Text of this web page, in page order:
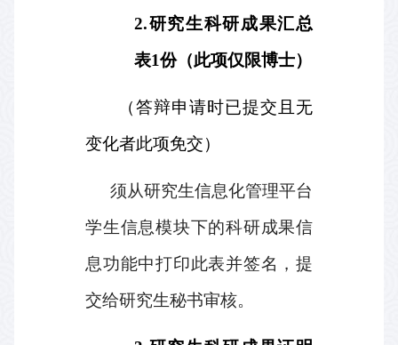
2.研究生科研成果汇总
表1份（此项仅限博士）
（答辩申请时已提交且无
变化者此项免交）
须从研究生信息化管理平台
学生信息模块下的科研成果信
息功能中打印此表并签名，提
交给研究生秘书审核。